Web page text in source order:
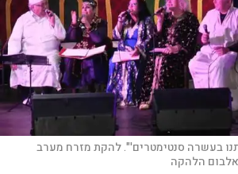
בעשרה סנטימטרים'". להקת מזרח מערב
הלהקה